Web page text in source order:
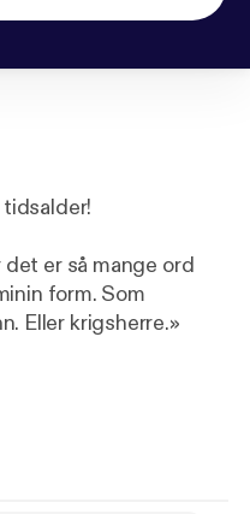
er så mange ord
form. Som
Eller krigsherre.»
i eit avlssenter på